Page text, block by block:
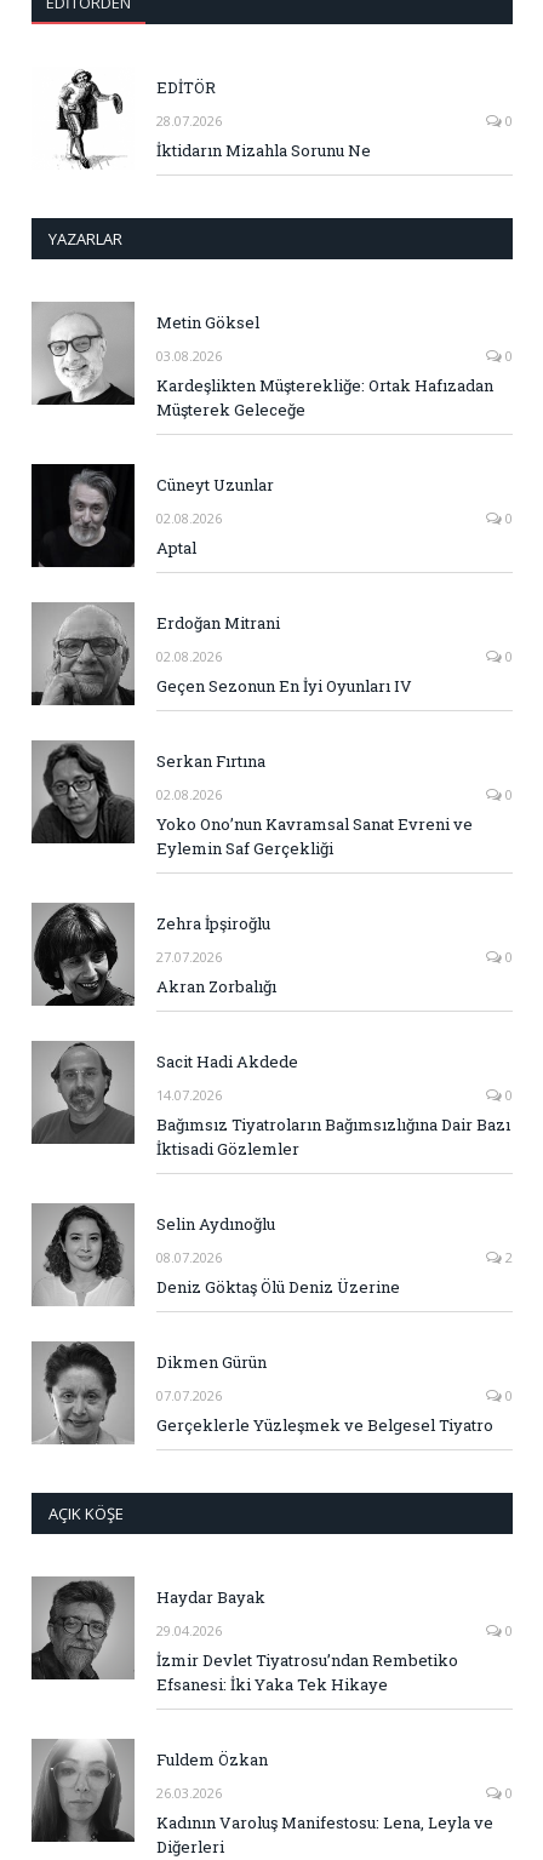
EDİTÖR
28.07.2026 0
İktidarın Mizahla Sorunu Ne
YAZARLAR
Metin Göksel
03.08.2026 0
Kardeşlikten Müşterekliğe: Ortak Hafızadan
Müşterek Geleceğe
Cüneyt Uzunlar
02.08.2026 0
Aptal
Erdoğan Mitrani
02.08.2026 0
Geçen Sezonun En İyi Oyunları IV
Serkan Fırtına
02.08.2026 0
Yoko Ono’nun Kavramsal Sanat Evreni ve
Eylemin Saf Gerçekliği
Zehra İpşiroğlu
27.07.2026 0
Akran Zorbalığı
Sacit Hadi Akdede
14.07.2026 0
Bağımsız Tiyatroların Bağımsızlığına Dair Bazı
İktisadi Gözlemler
Selin Aydınoğlu
08.07.2026 2
Deniz Göktaş Ölü Deniz Üzerine
Dikmen Gürün
07.07.2026 0
Gerçeklerle Yüzleşmek ve Belgesel Tiyatro
AÇIK KÖŞE
Haydar Bayak
29.04.2026 0
İzmir Devlet Tiyatrosu’ndan Rembetiko
Efsanesi: İki Yaka Tek Hikaye
Fuldem Özkan
26.03.2026 0
Kadının Varoluş Manifestosu: Lena, Leyla ve
Diğerleri